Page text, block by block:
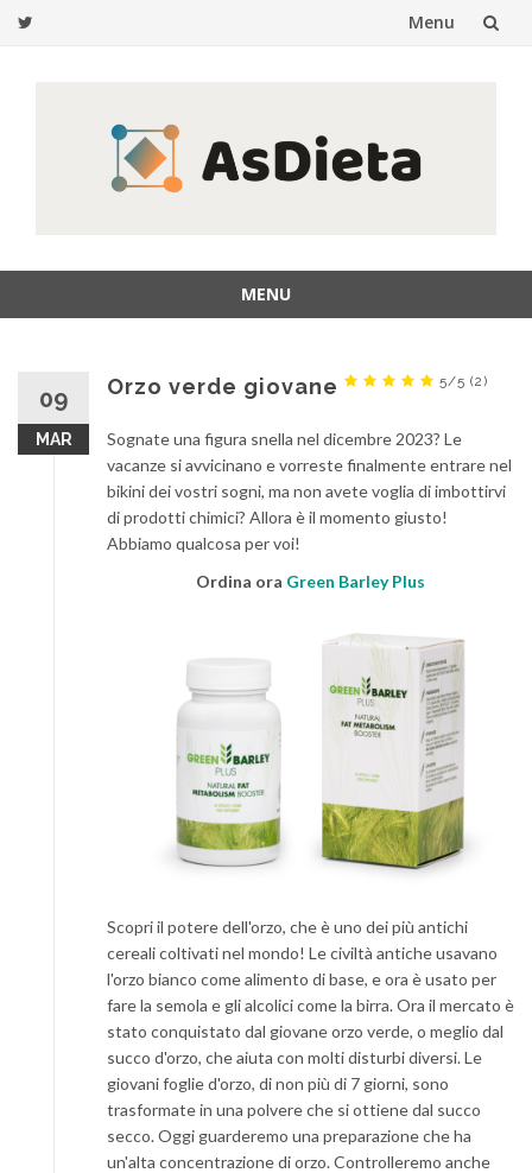
Menu
MENU
09
MAR
Orzo verde giovane 5/5 (2)
Sognate una figura snella nel dicembre 2023? Le
vacanze si avvicinano e vorreste finalmente entrare nel
bikini dei vostri sogni, ma non avete voglia di imbottirvi
di prodotti chimici? Allora è il momento giusto!
Abbiamo qualcosa per voi!
Ordina ora Green Barley Plus
Scopri il potere dell'orzo, che è uno dei più antichi
cereali coltivati nel mondo! Le civiltà antiche usavano
l'orzo bianco come alimento di base, e ora è usato per
fare la semola e gli alcolici come la birra. Ora il mercato è
stato conquistato dal giovane orzo verde, o meglio dal
succo d'orzo, che aiuta con molti disturbi diversi. Le
giovani foglie d'orzo, di non più di 7 giorni, sono
trasformate in una polvere che si ottiene dal succo
secco. Oggi guarderemo una preparazione che ha
un'alta concentrazione di orzo. Controlleremo anche